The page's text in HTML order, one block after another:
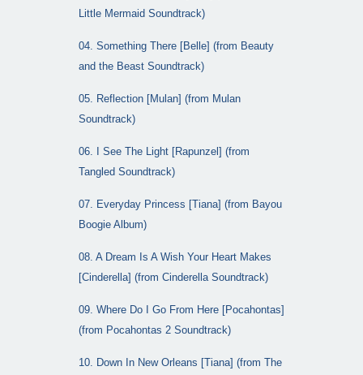
Little Mermaid Soundtrack)
04. Something There [Belle] (from Beauty
and the Beast Soundtrack)
05. Reflection [Mulan] (from Mulan
Soundtrack)
06. I See The Light [Rapunzel] (from
Tangled Soundtrack)
07. Everyday Princess [Tiana] (from Bayou
Boogie Album)
08. A Dream Is A Wish Your Heart Makes
[Cinderella] (from Cinderella Soundtrack)
09. Where Do I Go From Here [Pocahontas]
(from Pocahontas 2 Soundtrack)
10. Down In New Orleans [Tiana] (from The